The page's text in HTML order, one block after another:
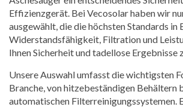
Effizienzgerät. Bei Vecosolar haben wir
ausgewählt, die die höchsten Standards in
Widerstandsfähigkeit, Filtration und
Ihnen Sicherheit und tadellose Ergebnisse
Unsere Auswahl umfasst die wichtigsten
Branche, von hitzebeständigen Behältern
automatischen Filterreinigungssystemen.